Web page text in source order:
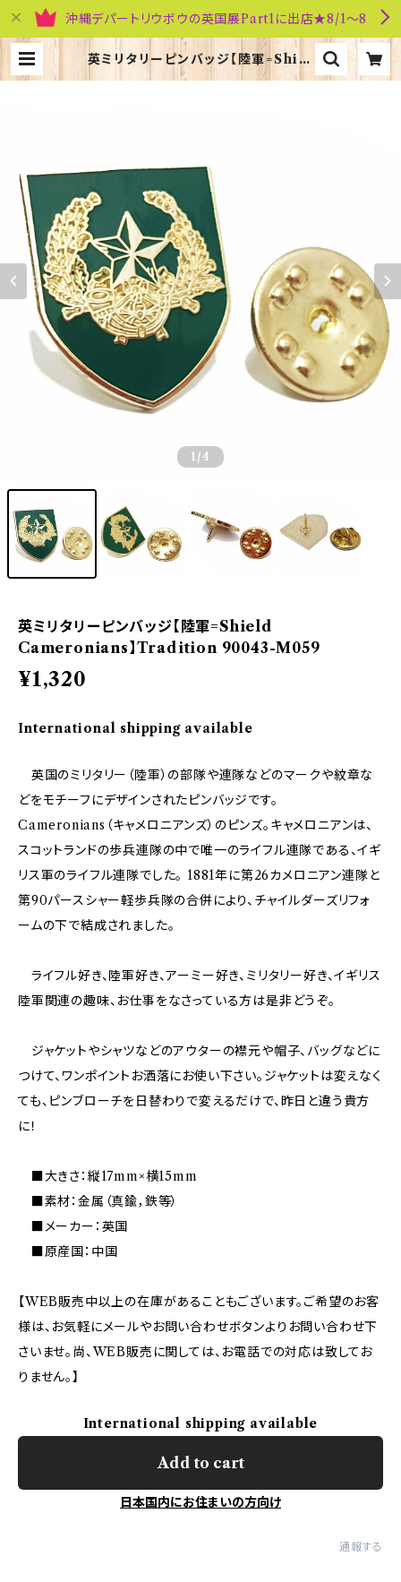
沖縄デパートリウボウの英国展Part1に出店★8/1～8
英ミリタリーピンバッジ【陸軍=Shiel
d Cameronians】Tradition 90
1 /4
英ミリタリーピンバッジ【陸軍=Shield
Cameronians】Tradition 90043-M059
¥1,320
International shipping available
英国のミリタリー（陸軍）の部隊や連隊などのマークや紋章な
どをモチーフにデザインされたピンバッジです。
Cameronians（キャメロニアンズ）のピンズ。キャメロニアンは、
スコットランドの歩兵連隊の中で唯一のライフル連隊である、イギ
リス軍のライフル連隊でした。 1881年に第26カメロニアン連隊と
第90パースシャー軽歩兵隊の合併により、チャイルダーズリフォ
ームの下で結成されました。
ライフル好き、陸軍好き、アーミー好き、ミリタリー好き、イギリス
陸軍関連の趣味、お仕事をなさっている方は是非どうぞ。
ジャケットやシャツなどのアウターの襟元や帽子、バッグなどに
つけて、ワンポイントお洒落にお使い下さい。ジャケットは変えなく
ても、ピンブローチを日替わりで変えるだけで、昨日と違う貴方
に！
■大きさ：縦17mm×横15mm
■素材：金属（真鍮，鉄等）
■メーカー：英国
■原産国：中国
【WEB販売中以上の在庫があることもございます。ご希望のお客
様は、お気軽にメールやお問い合わせボタンよりお問い合わせ下
さいませ。尚、WEB販売に関しては、お電話での対応は致してお
りません。】
International shipping available
Add to cart
日本国内にお住まいの方向け
通報する